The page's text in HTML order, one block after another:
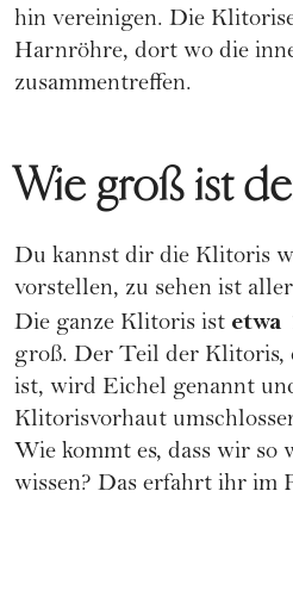
hin vereinigen. Die
Harnröhre, dort wo die
zusammentreffen.
Wie groß ist
Du kannst dir die Klitoris
vorstellen, zu sehen ist
Die ganze Klitoris ist etwa
groß. Der Teil der Klitoris,
ist, wird Eichel genannt
Klitorisvorhaut
Wie kommt es, dass wir
wissen? Das erfahrt ihr im